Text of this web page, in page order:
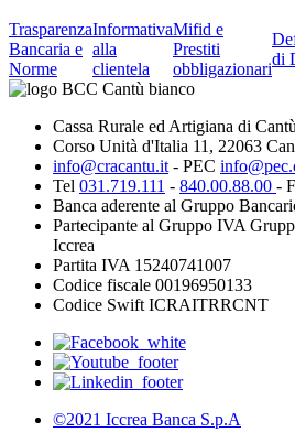
Trasparenza
Bancaria e
Norme
Informativa
alla
clientela
Mifid e
Prestiti
obbligazionari
di
Cassa Rurale ed Artigiana di
Corso Unità d'Italia 11, 22063
info@cracantu.it - PEC
Tel 031.719.111 - 840.00.88.00 -
Banca aderente al Gruppo
Partecipante al Gruppo IVA
Iccrea
Partita IVA 15240741007
Codice fiscale 00196950133
Codice Swift ICRAITRRCNT
©2021 Iccrea Banca S.p.A